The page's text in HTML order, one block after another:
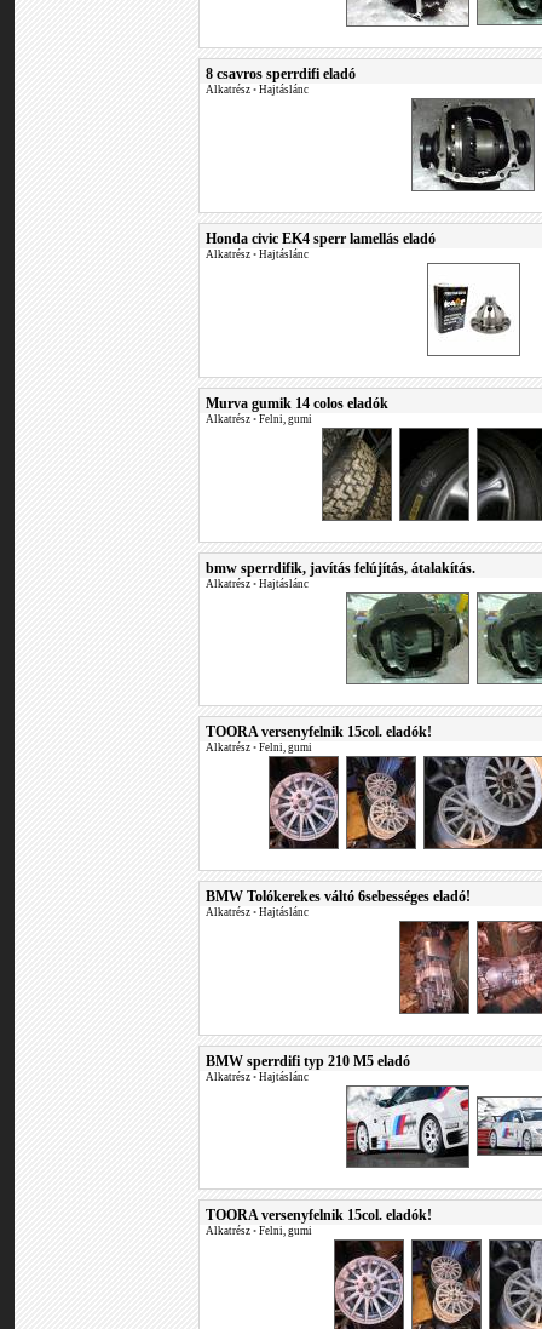
8 csavros sperrdifi eladó
Alkatrész • Hajtáslánc
Honda civic EK4 sperr lamellás eladó
Alkatrész • Hajtáslánc
Murva gumik 14 colos eladók
Alkatrész • Felni, gumi
bmw sperrdifik, javítás felújítás, átalakítás.
Alkatrész • Hajtáslánc
TOORA versenyfelnik 15col. eladók!
Alkatrész • Felni, gumi
BMW Tolókerekes váltó 6sebességes eladó!
Alkatrész • Hajtáslánc
BMW sperrdifi typ 210 M5 eladó
Alkatrész • Hajtáslánc
TOORA versenyfelnik 15col. eladók!
Alkatrész • Felni, gumi